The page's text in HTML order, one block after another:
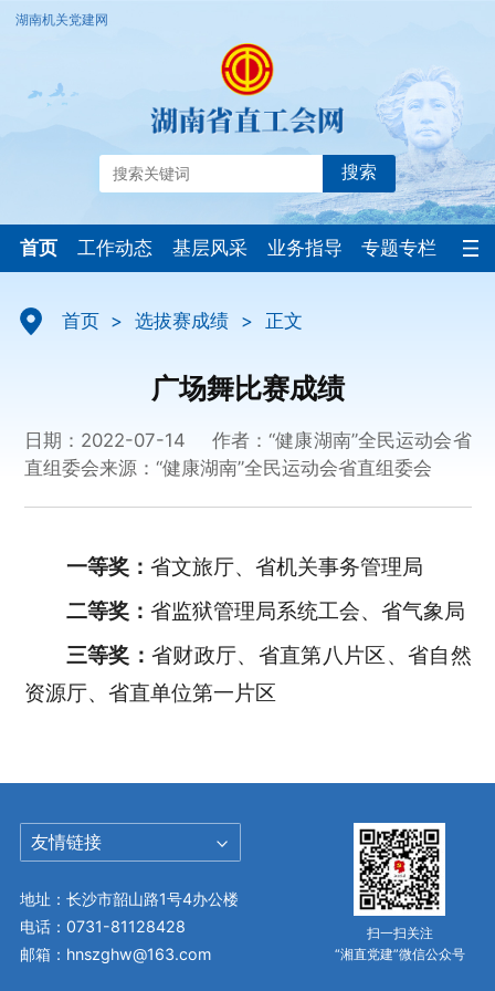
湖南机关党建网
搜索
首页 工作动态 基层风采 业务指导 专题专栏
首页 > 选拔赛成绩 > 正文
广场舞比赛成绩
日期：2022-07-14
作者：“健康湖南”全民运动会省
直组委会来源：“健康湖南”全民运动会省直组委会
一等奖： 省文旅厅、省机关事务管理局
二等奖： 省监狱管理局系统工会、省气象局
三等奖：省财政厅、省直第八片区、省自然
资源厅、省直单位第一片区
友情链接
地址：长沙市韶山路1号4办公楼
电话：0731-81128428
邮箱：hnszghw@163.com
扫一扫关注
“湘直党建”微信公众号